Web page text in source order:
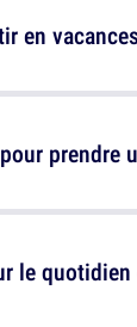
prendre
en
le quotidien